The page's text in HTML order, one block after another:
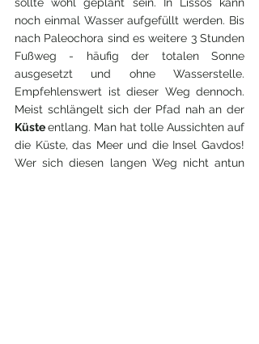
sollte wohl geplant sein. In Lissos kann
noch einmal Wasser aufgefüllt werden. Bis
nach Paleochora sind es weitere 3 Stunden
Fußweg - häufig der totalen Sonne
ausgesetzt und ohne Wasserstelle.
Empfehlenswert ist dieser Weg dennoch.
Küste entlang. Man hat tolle Aussichten auf
die Küste, das Meer und die Insel Gavdos!
Wer sich diesen langen Weg nicht antun